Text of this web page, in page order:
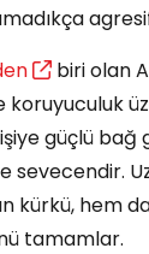
biri olan
koruyuculuk
güçlü bağ
sevecendir.
kürkü, hem
tamamlar.